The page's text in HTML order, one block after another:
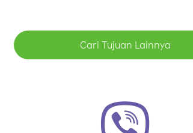
Cari Tujuan Lainnya